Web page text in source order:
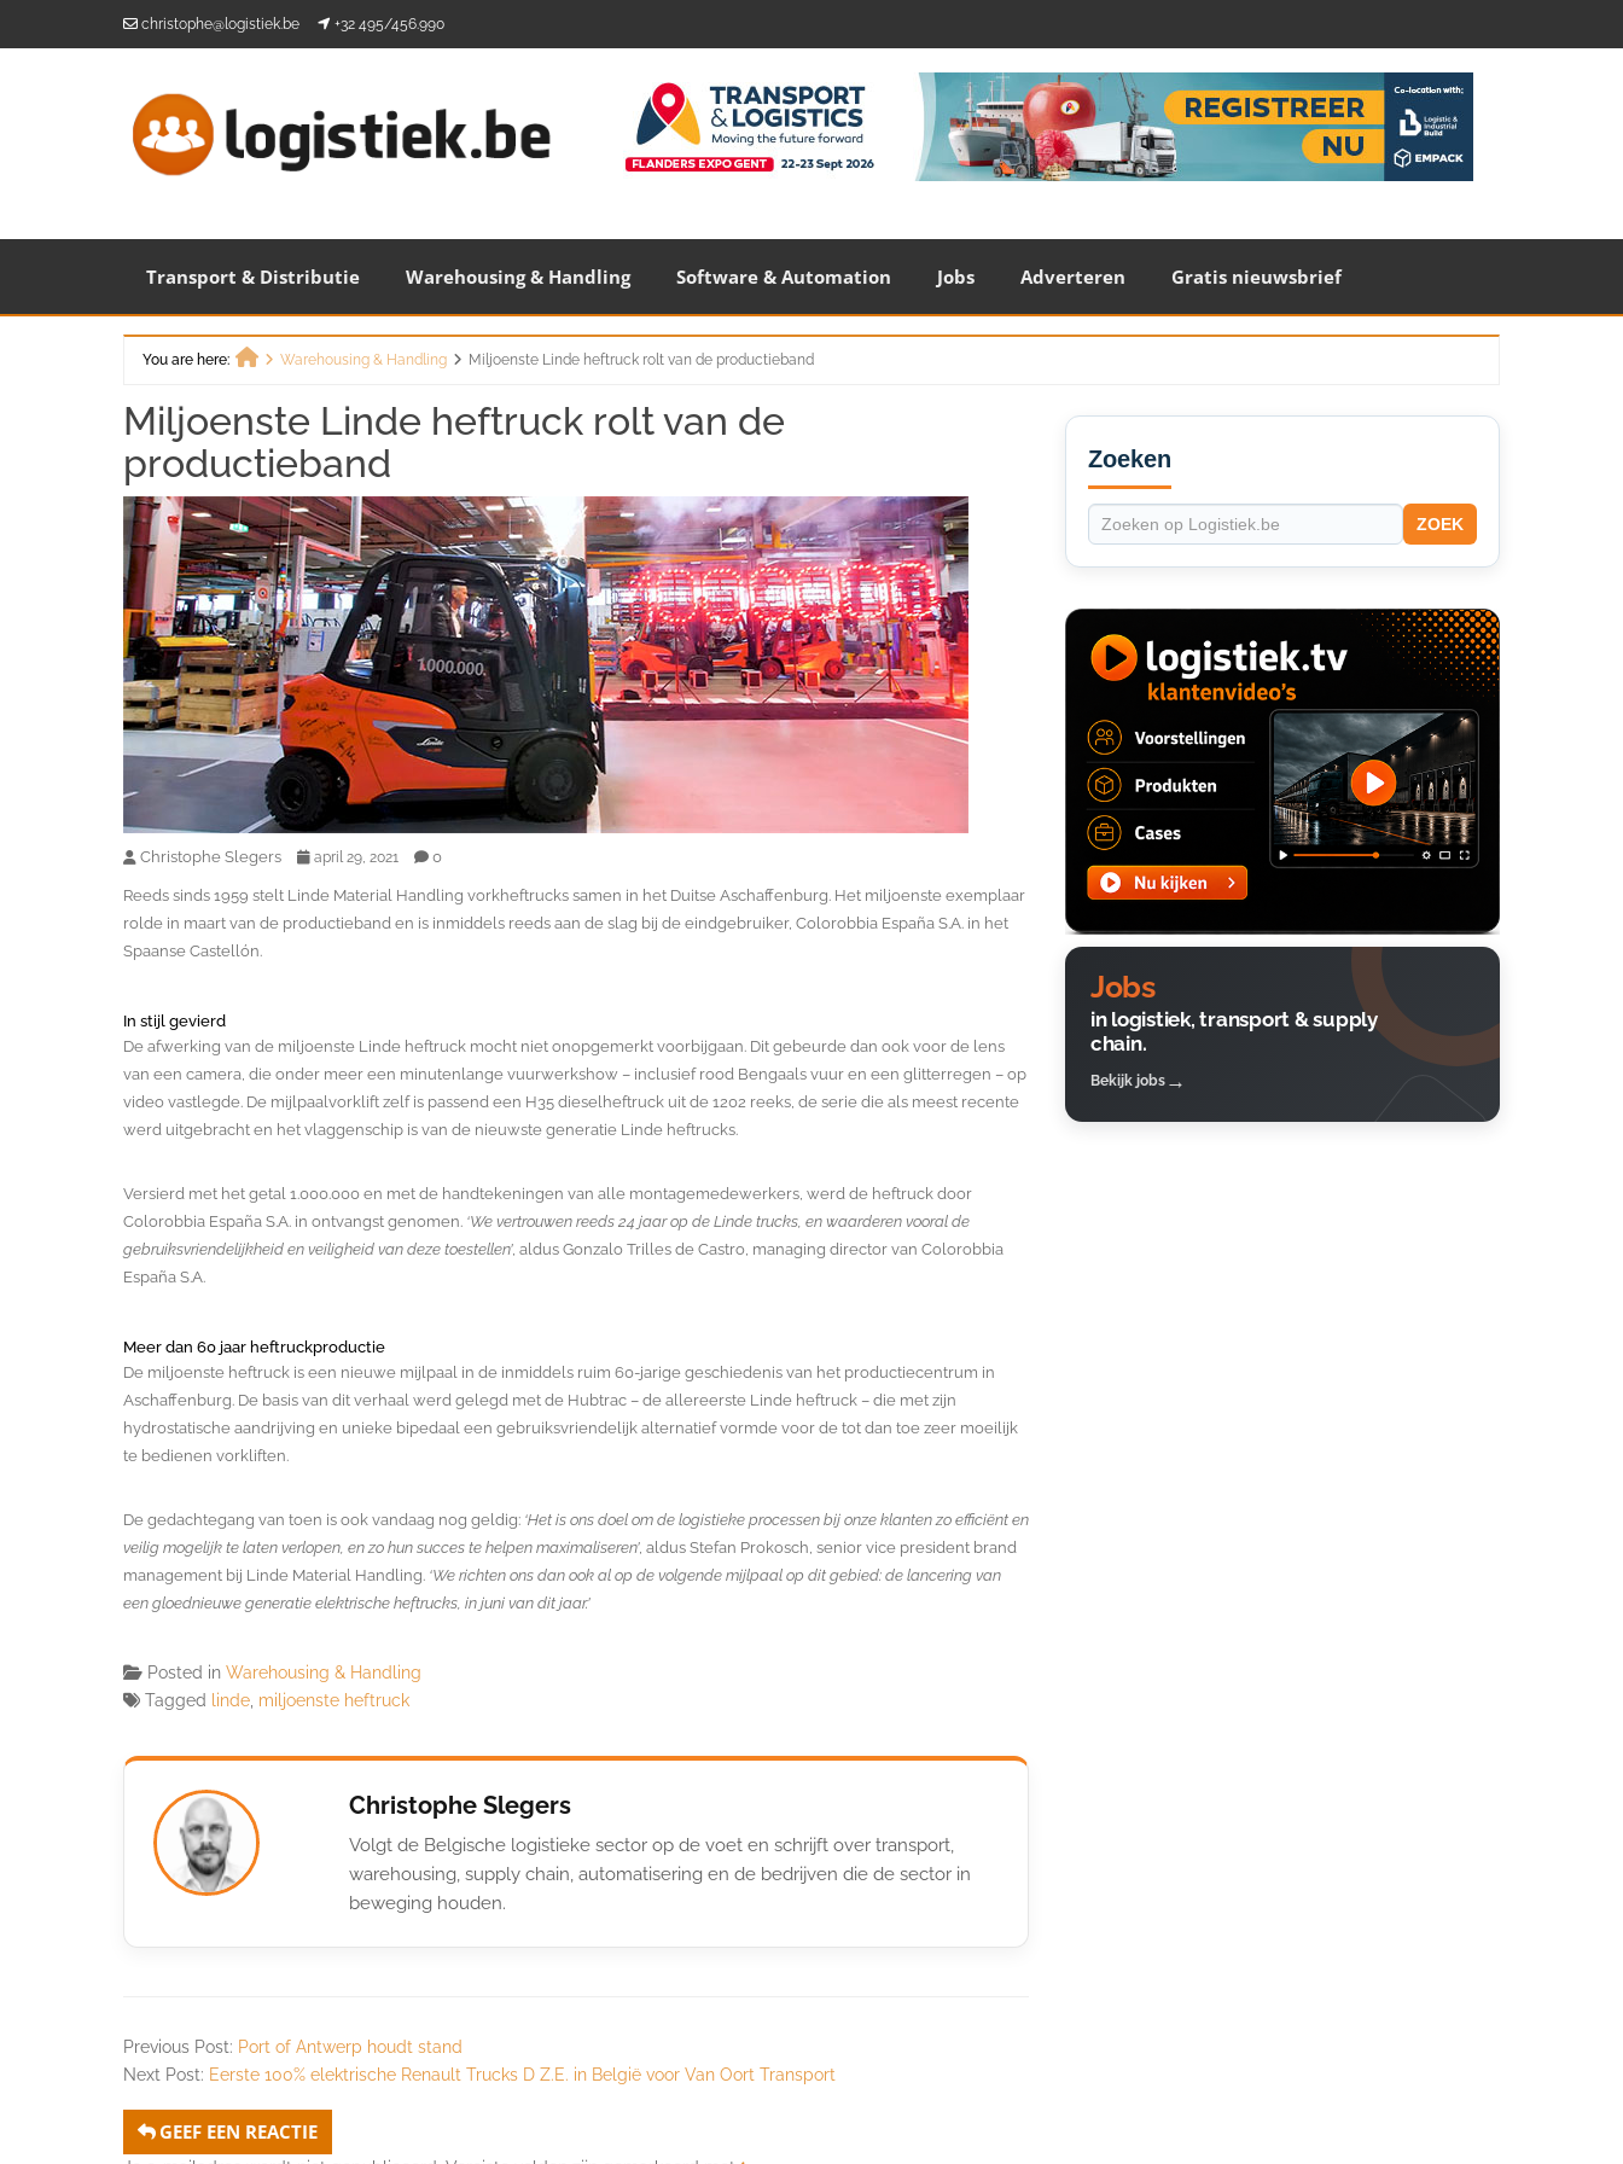
christophe@logistiek.be +32 495/456.990
Transport & Distributie Warehousing & Handling Software & Automation Jobs Adverteren Gratis nieuwsbrief
You are here:
Warehousing & Handling Miljoenste Linde heftruck rolt van de productieband
Miljoenste Linde heftruck rolt van de
productieband
Christophe Slegers april 29, 2021 0
Reeds sinds 1959 stelt Linde Material Handling vorkheftrucks samen in het Duitse Aschaffenburg. Het miljoenste exemplaar
rolde in maart van de productieband en is inmiddels reeds aan de slag bij de eindgebruiker, Colorobbia España S.A. in het
Spaanse Castellón.
In stijl gevierd
De afwerking van de miljoenste Linde heftruck mocht niet onopgemerkt voorbijgaan. Dit gebeurde dan ook voor de lens
van een camera, die onder meer een minutenlange vuurwerkshow – inclusief rood Bengaals vuur en een glitterregen – op
video vastlegde. De mijlpaalvorklift zelf is passend een H35 dieselheftruck uit de 1202 reeks, de serie die als meest recente
werd uitgebracht en het vlaggenschip is van de nieuwste generatie Linde heftrucks.
Versierd met het getal 1.000.000 en met de handtekeningen van alle montagemedewerkers, werd de heftruck door
Colorobbia España S.A. in ontvangst genomen. ‘We vertrouwen reeds 24 jaar op de Linde trucks, en waarderen vooral de
gebruiksvriendelijkheid en veiligheid van deze toestellen’, aldus Gonzalo Trilles de Castro, managing director van Colorobbia
España S.A.
Meer dan 60 jaar heftruckproductie
De miljoenste heftruck is een nieuwe mijlpaal in de inmiddels ruim 60-jarige geschiedenis van het productiecentrum in
Aschaffenburg. De basis van dit verhaal werd gelegd met de Hubtrac – de allereerste Linde heftruck – die met zijn
hydrostatische aandrijving en unieke bipedaal een gebruiksvriendelijk alternatief vormde voor de tot dan toe zeer moeilijk
te bedienen vorkliften.
De gedachtegang van toen is ook vandaag nog geldig: ‘Het is ons doel om de logistieke processen bij onze klanten zo efficiënt en
veilig mogelijk te laten verlopen, en zo hun succes te helpen maximaliseren’, aldus Stefan Prokosch, senior vice president brand
management bij Linde Material Handling. ‘We richten ons dan ook al op de volgende mijlpaal op dit gebied: de lancering van
een gloednieuwe generatie elektrische heftrucks, in juni van dit jaar.’
Posted in Warehousing & Handling
Tagged
linde miljoenste heftruck
Christophe Slegers
Volgt de Belgische logistieke sector op de voet en schrijft over transport,
warehousing, supply chain, automatisering en de bedrijven die de sector in
beweging houden.
Previous Post: Port of Antwerp houdt stand
Next Post: Eerste 100% elektrische Renault Trucks D Z.E. in België voor Van Oort Transport
GEEF EEN REACTIE
Secondary
Sidebar
Zoeken
ZOEK
Jobs
in logistiek, transport & supply
chain.
Bekijk jobs